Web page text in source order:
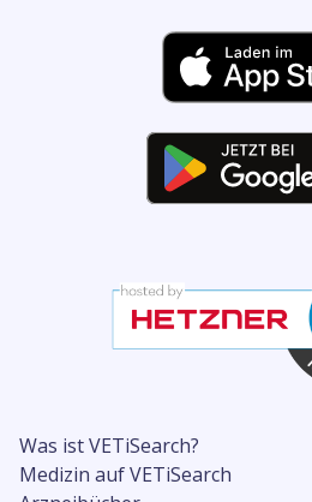
Was ist VETiSearch?
Medizin auf VETiSearch